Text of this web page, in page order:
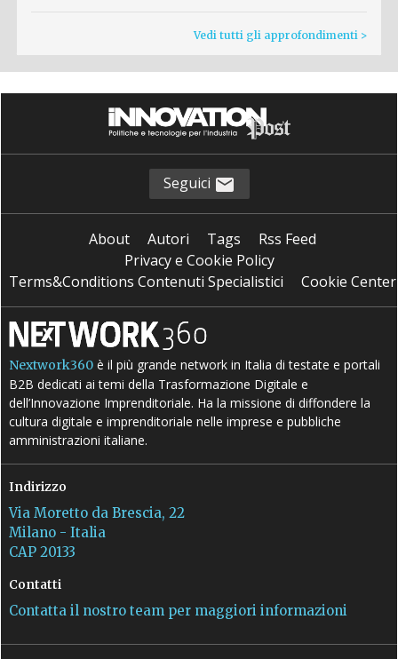
Vedi tutti gli approfondimenti >
Seguici
About Autori Tags
Rss Feed
Privacy e Cookie Policy
Terms&Conditions Contenuti Specialistici
Cookie Center
Nextwork360 è il più grande network in Italia di testate e portali
B2B dedicati ai temi della Trasformazione Digitale e
dell’Innovazione Imprenditoriale. Ha la missione di diffondere la
cultura digitale e imprenditoriale nelle imprese e pubbliche
amministrazioni italiane.
Indirizzo
Via Moretto da Brescia, 22
Milano - Italia
CAP 20133
Contatti
Contatta il nostro team per maggiori informazioni